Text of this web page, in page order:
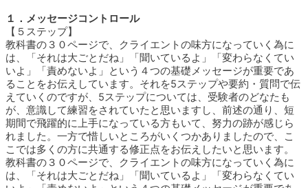
１．メッセージコントロール
【５ステップ】
教科書の３０ページで、クライエントの味方になっていく為に
は、「それは大ごとだね」「聞いているよ」「変わらなくてい
いよ」「責めないよ」という４つの基礎メッセージが重要であ
ることをお伝えしています。それを5ステップや要約・質問で伝
えていくのですが、5ステップについては、受験者のどなたも
が、意識して練習をされていたと思いますし、前述の通り、短
期間で飛躍的に上手になっている方もいて、努力の跡が感じら
れました。一方で惜しいところがいくつかありましたので、こ
こでは多くの方に共通する修正点をお伝えしたいと思います。
教科書の３０ページで、クライエントの味方になっていく為に
は、「それは大ごとだね」「聞いているよ」「変わらなくてい